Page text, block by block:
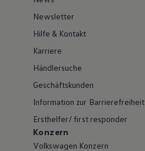
Newsletter
Hilfe & Kontakt
Karriere
Händlersuche
Geschäftskunden
Information zur Barrierefreiheit
Ersthelfer/ first responder
Konzern
Volkswagen Konzern